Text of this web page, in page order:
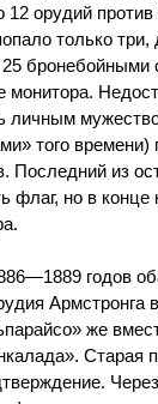
12 орудий
только
бронебойными
монитора.
личным
того
Последний из
флаг, но в
годов
Армстронга
же
Старая